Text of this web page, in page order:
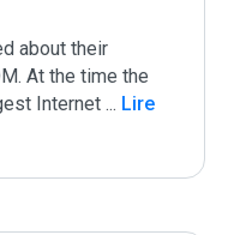
about their
At the time the
Internet ... Lire